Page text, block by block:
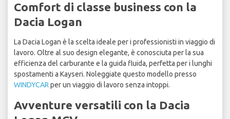
Comfort di classe business con la
Dacia Logan
La Dacia Logan è la scelta ideale per i professionisti in viaggio di
lavoro. Oltre al suo design elegante, è conosciuta per la sua
efficienza del carburante e la guida fluida, perfetta per i lunghi
spostamenti a Kayseri. Noleggiate questo modello presso
WINDYCAR per un viaggio di lavoro senza intoppi.
Avventure versatili con la Dacia